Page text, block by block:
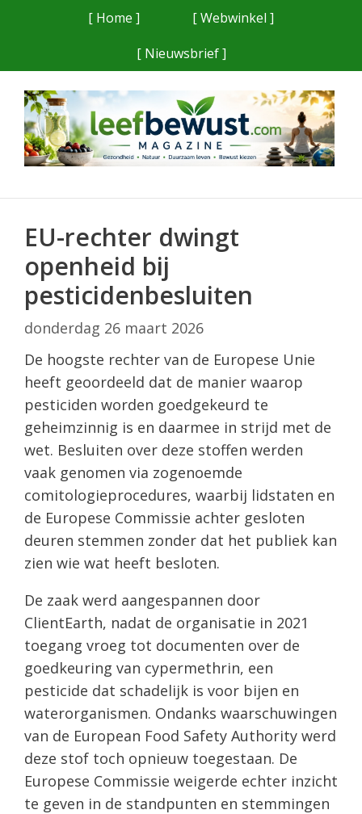
[ Home ]
[ Webwinkel ]
[ Nieuwsbrief ]
EU-rechter dwingt
openheid bij
pesticidenbesluiten
donderdag 26 maart 2026
De hoogste rechter van de Europese Unie
heeft geoordeeld dat de manier waarop
pesticiden worden goedgekeurd te
geheimzinnig is en daarmee in strijd met de
wet. Besluiten over deze stoffen werden
vaak genomen via zogenoemde
comitologieprocedures, waarbij lidstaten en
de Europese Commissie achter gesloten
deuren stemmen zonder dat het publiek kan
zien wie wat heeft besloten.
De zaak werd aangespannen door
ClientEarth, nadat de organisatie in 2021
toegang vroeg tot documenten over de
goedkeuring van cypermethrin, een
pesticide dat schadelijk is voor bijen en
waterorganismen. Ondanks waarschuwingen
van de European Food Safety Authority werd
deze stof toch opnieuw toegestaan. De
Europese Commissie weigerde echter inzicht
te geven in de standpunten en stemmingen